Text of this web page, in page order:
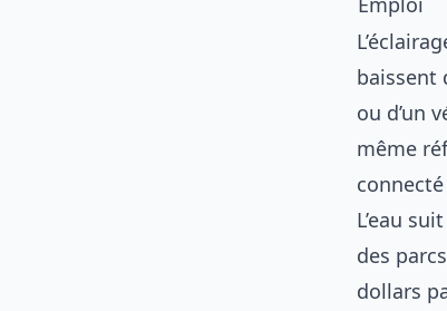
baissent
ou d’un
même
L’eau
des
dollars